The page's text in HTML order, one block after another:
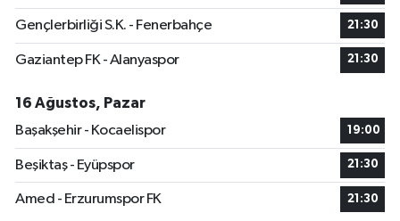
Gençlerbirliği S.K. - Fenerbahçe 21:30
Gaziantep FK - Alanyaspor 21:30
16 Ağustos, Pazar
Başakşehir - Kocaelispor
19:00
Beşiktaş - Eyüpspor 21:30
Amed - Erzurumspor FK 21:30